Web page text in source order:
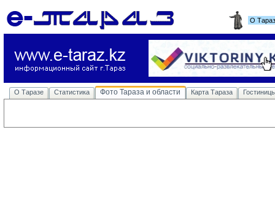
О
О Таразе Статистика Фото Тараза и области Карта Тараза